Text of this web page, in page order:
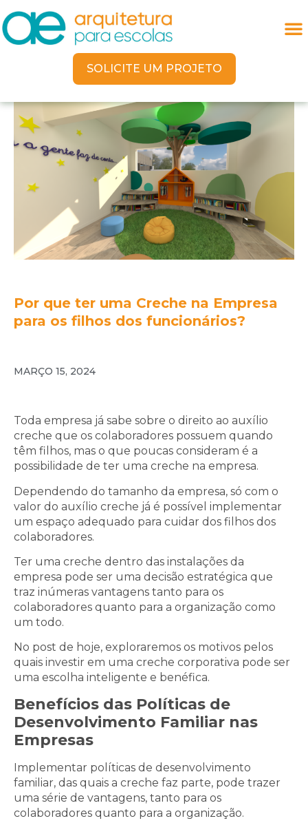
SOLICITE UM PROJETO
Por que ter uma Creche na Empresa
para os filhos dos funcionários?
MARÇO 15, 2024
Toda empresa já sabe sobre o direito ao auxílio
creche que os colaboradores possuem quando
têm filhos, mas o que poucas consideram é a
possibilidade de ter uma creche na empresa.
Dependendo do tamanho da empresa, só com o
valor do auxílio creche já é possível implementar
um espaço adequado para cuidar dos filhos dos
colaboradores.
Ter uma creche dentro das instalações da
empresa pode ser uma decisão estratégica que
traz inúmeras vantagens tanto para os
colaboradores quanto para a organização como
um todo.
No post de hoje, exploraremos os motivos pelos
quais investir em uma creche corporativa pode ser
uma escolha inteligente e benéfica.
Benefícios das Políticas de
Desenvolvimento Familiar nas
Empresas
Implementar políticas de desenvolvimento
familiar, das quais a creche faz parte, pode trazer
uma série de vantagens, tanto para os
colaboradores quanto para a organização.